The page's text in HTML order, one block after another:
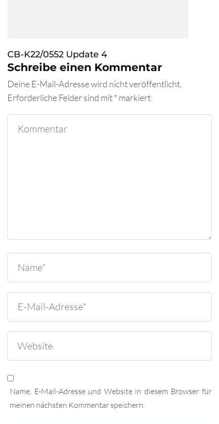
CB-K22/0552 Update 4
Schreibe einen Kommentar
Deine E-Mail-Adresse wird nicht veröffentlicht.
Erforderliche Felder sind mit* markiert
Name, E-Mail-Adresse und Website in diesem Browser für
meinen nächsten Kommentar speichern.